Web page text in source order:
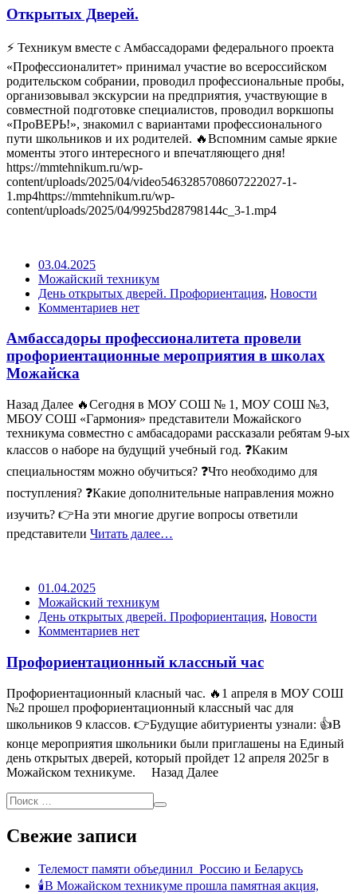
Открытых Дверей.
⚡️ Техникум вместе с Амбассадорами федерального проекта
«Профессионалитет» принимал участие во всероссийском
родительском собрании, проводил профессиональные пробы,
организовывал экскурсии на предприятия, участвующие в
совместной подготовке специалистов, проводил воркшопы
«ПроВЕРЬ!», знакомил с вариантами профессионального
пути школьников и их родителей. 🔥Вспомним самые яркие
моменты этого интересного и впечатляющего дня!
https://mmtehnikum.ru/wp-
content/uploads/2025/04/video5463285708607222027-1-
1.mp4https://mmtehnikum.ru/wp-
content/uploads/2025/04/9925bd28798144c_3-1.mp4
03.04.2025
Можайский техникум
День открытых дверей. Профориентация, Новости
Комментариев нет
Амбассадоры профессионалитета провели
профориентационные мероприятия в школах
Можайска
Назад Далее 🔥Сегодня в МОУ СОШ № 1, МОУ СОШ №3,
МБОУ СОШ «Гармония» представители Можайского
техникума совместно с амбасадорами рассказали ребятам 9-ых
классов о наборе на будущий учебный год. ❓Каким
специальностям можно обучиться? ❓Что необходимо для
поступления? ❓Какие дополнительные направления можно
изучить? 👉На эти многие другие вопросы ответили
представители Читать далее…
01.04.2025
Можайский техникум
День открытых дверей. Профориентация, Новости
Комментариев нет
Профориентационный классный час
Профориентационный класный час. 🔥1 апреля в МОУ СОШ
№2 прошел профориентационный классный час для
школьников 9 классов. 👉Будущие абитуриенты узнали: 👍В
конце мероприятия школьники были приглашены на Единый
день открытых дверей, который пройдет 12 апреля 2025г в
Можайском техникуме. Назад Далее
Свежие записи
Телемост памяти объединил Россию и Беларусь
🕯В Можайском техникуме прошла памятная акция,